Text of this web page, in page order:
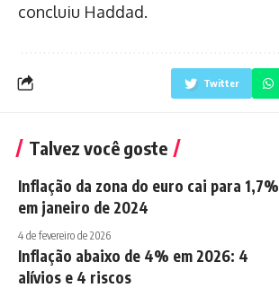
concluiu Haddad.
Twitter
Talvez você goste
Inflação da zona do euro cai para 1,7%
em janeiro de 2024
4 de fevereiro de 2026
Inflação abaixo de 4% em 2026: 4
alívios e 4 riscos